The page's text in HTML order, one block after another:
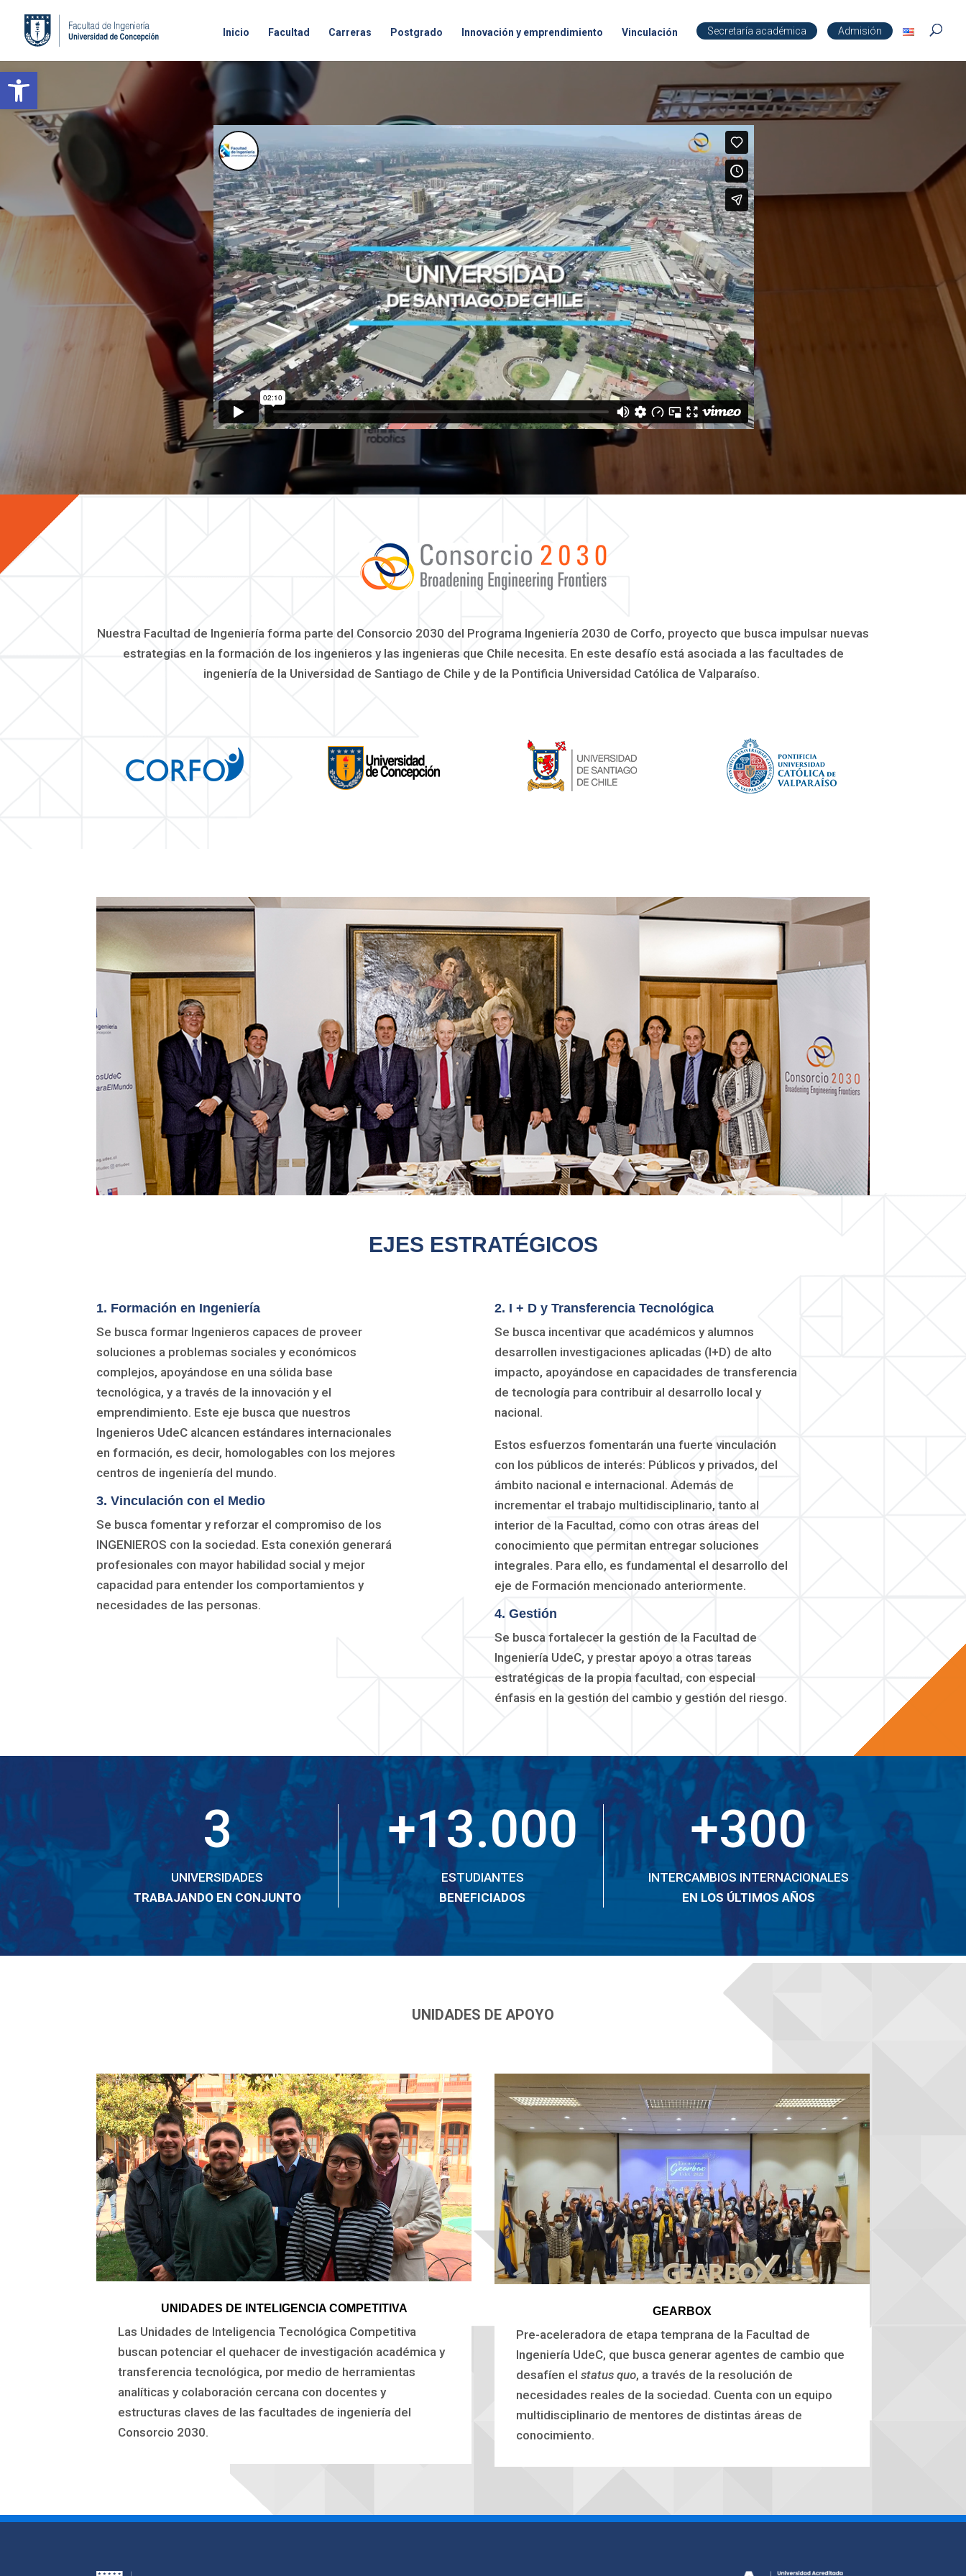
Open toolbar
Inicio Facultad Carreras Postgrado Innovación y emprendimiento Vinculación Secretaría académica Admisión
Nuestra Facultad de Ingeniería forma parte del Consorcio 2030 del Programa Ingeniería 2030 de Corfo, proyecto que busca impulsar nuevas
estrategias en la formación de los ingenieros y las ingenieras que Chile necesita. En este desafío está asociada a las facultades de
ingeniería de la Universidad de Santiago de Chile y de la Pontificia Universidad Católica de Valparaíso.
EJES ESTRATÉGICOS
1. Formación en Ingeniería
Se busca formar Ingenieros capaces de proveer
soluciones a problemas sociales y económicos
complejos, apoyándose en una sólida base
tecnológica, y a través de la innovación y el
emprendimiento. Este eje busca que nuestros
Ingenieros UdeC alcancen estándares internacionales
en formación, es decir, homologables con los mejores
centros de ingeniería del mundo.
3. Vinculación con el Medio
Se busca fomentar y reforzar el compromiso de los
INGENIEROS con la sociedad. Esta conexión generará
profesionales con mayor habilidad social y mejor
capacidad para entender los comportamientos y
necesidades de las personas.
2. I + D y Transferencia Tecnológica
Se busca incentivar que académicos y alumnos
desarrollen investigaciones aplicadas (I+D) de alto
impacto, apoyándose en capacidades de transferencia
de tecnología para contribuir al desarrollo local y
nacional.
Estos esfuerzos fomentarán una fuerte vinculación
con los públicos de interés: Públicos y privados, del
ámbito nacional e internacional. Además de
incrementar el trabajo multidisciplinario, tanto al
interior de la Facultad, como con otras áreas del
conocimiento que permitan entregar soluciones
integrales. Para ello, es fundamental el desarrollo del
eje de Formación mencionado anteriormente.
4. Gestión
Se busca fortalecer la gestión de la Facultad de
Ingeniería UdeC, y prestar apoyo a otras tareas
estratégicas de la propia facultad, con especial
énfasis en la gestión del cambio y gestión del riesgo.
3
UNIVERSIDADES
TRABAJANDO EN CONJUNTO
+13.000
ESTUDIANTES
BENEFICIADOS
+300
INTERCAMBIOS INTERNACIONALES
EN LOS ÚLTIMOS AÑOS
UNIDADES DE APOYO
UNIDADES DE INTELIGENCIA COMPETITIVA
Las Unidades de Inteligencia Tecnológica Competitiva
buscan potenciar el quehacer de investigación académica y
transferencia tecnológica, por medio de herramientas
analíticas y colaboración cercana con docentes y
estructuras claves de las facultades de ingeniería del
Consorcio 2030.
GEARBOX
Pre-aceleradora de etapa temprana de la Facultad de
Ingeniería UdeC, que busca generar agentes de cambio que
desafíen elstatus quo, a través de la resolución de
necesidades reales de la sociedad. Cuenta con un equipo
multidisciplinario de mentores de distintas áreas de
conocimiento.